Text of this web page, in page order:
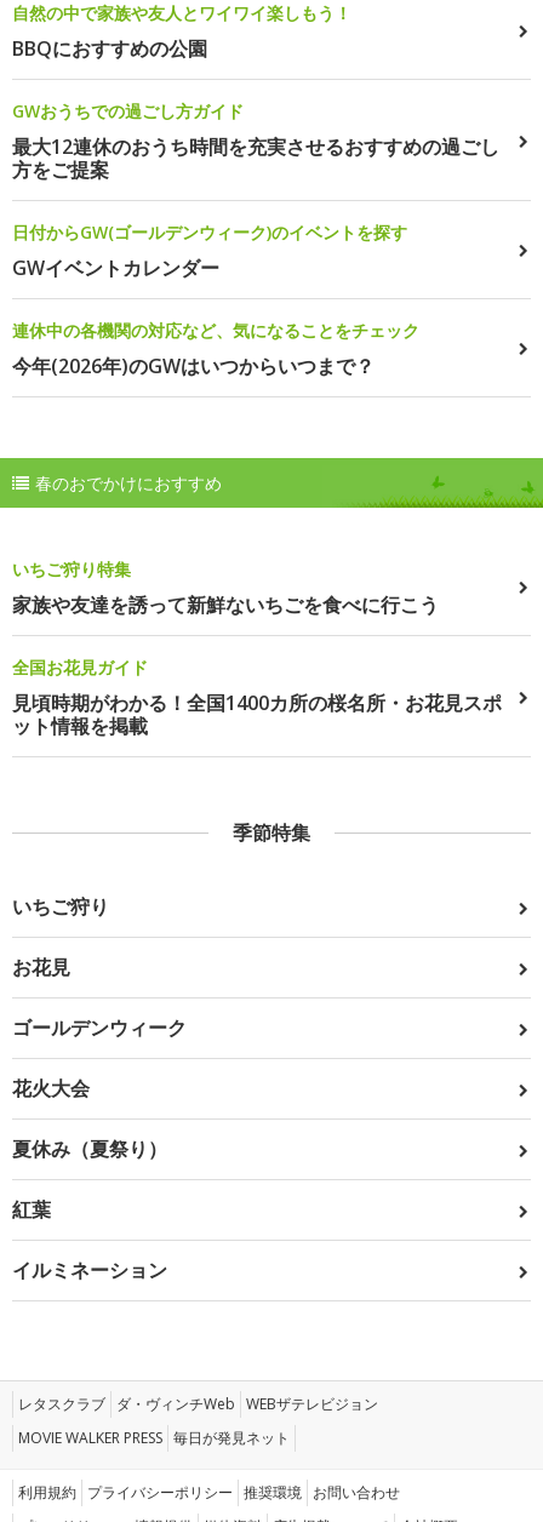
自然の中で家族や友人とワイワイ楽しもう！
BBQにおすすめの公園
GWおうちでの過ごし方ガイド
最大12連休のおうち時間を充実させるおすすめの過ごし
方をご提案
日付からGW(ゴールデンウィーク)のイベントを探す
GWイベントカレンダー
連休中の各機関の対応など、気になることをチェック
今年(2026年)のGWはいつからいつまで？
春のおでかけにおすすめ
いちご狩り特集
家族や友達を誘って新鮮ないちごを食べに行こう
全国お花見ガイド
見頃時期がわかる！全国1400カ所の桜名所・お花見スポ
ット情報を掲載
季節特集
いちご狩り
お花見
ゴールデンウィーク
花火大会
夏休み（夏祭り）
紅葉
イルミネーション
レタスクラブ ダ・ヴィンチWeb WEBザテレビジョン
MOVIE WALKER PRESS 毎日が発見ネット
利用規約 プライバシーポリシー 推奨環境 お問い合わせ